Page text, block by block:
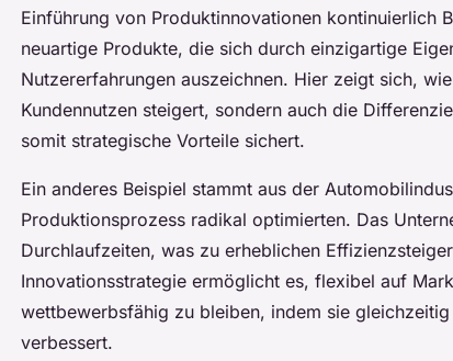
Einführung von Produktinnovationen kontinuierlich
neuartige Produkte, die sich durch einzigartige
Nutzererfahrungen auszeichnen. Hier zeigt sich,
Kundennutzen steigert, sondern auch die
somit strategische Vorteile sichert.
Ein anderes Beispiel stammt aus der
Produktionsprozess radikal optimierten. Das
Durchlaufzeiten, was zu erheblichen
Innovationsstrategie ermöglicht es, flexibel auf
wettbewerbsfähig zu bleiben, indem sie
verbessert.